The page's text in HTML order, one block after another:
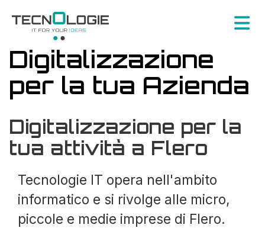
Digitalizzazione
per la tua Azienda
Digitalizzazione per la
tua attività a Flero
Tecnologie IT opera nell'ambito
informatico e si rivolge alle micro,
piccole e medie imprese di Flero.